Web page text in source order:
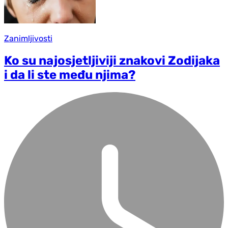
Zanimljivosti
Ko su najosjetljiviji znakovi Zodijaka
i da li ste među njima?